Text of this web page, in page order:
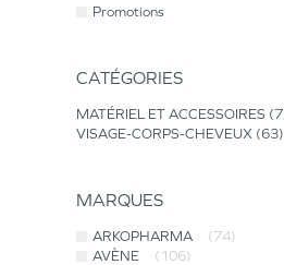
Promotions
CATÉGORIES
MATÉRIEL ET ACCESSOIRES
7
VISAGE-CORPS-CHEVEUX 63
MARQUES
ARKOPHARMA
(74)
AVÈNE
(106)